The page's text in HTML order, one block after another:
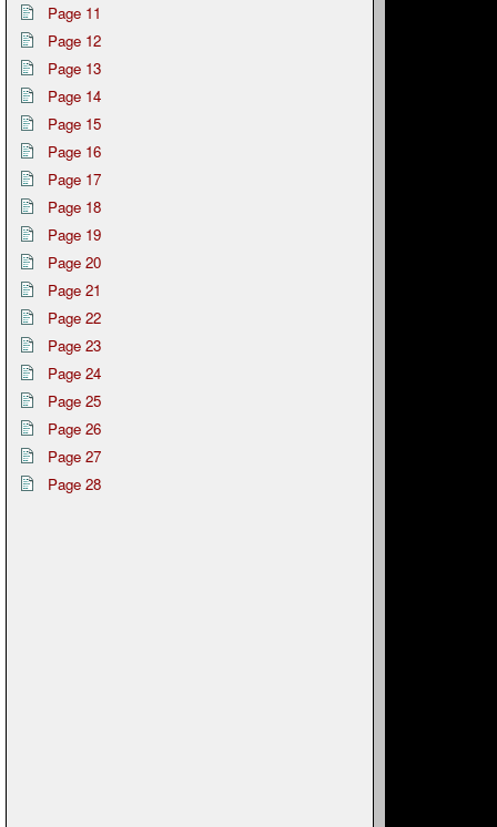
Page 11
Page 12
Page 13
Page 14
Page 15
Page 16
Page 17
Page 18
Page 19
Page 20
Page 21
Page 22
Page 23
Page 24
Page 25
Page 26
Page 27
Page 28